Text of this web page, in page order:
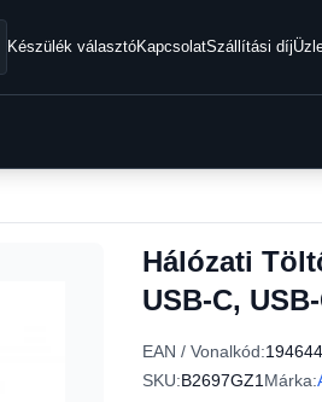
Készülék választóKapcsolatSzállítási díj
Hálózati
USB-C,
EAN / Vonalkód:
SKU:B2697GZ1 Márka: